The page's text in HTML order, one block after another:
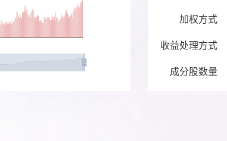
加权方式
收益处理方式
成分股数量